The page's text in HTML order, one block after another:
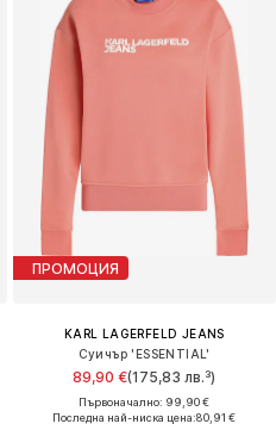
ПРОМОЦИЯ
KARL LAGERFELD JEANS
Суичър 'ESSENTIAL'
89,90 €(175,83 лв.³)
Първоначално: 99,90 €
Последна най-ниска цена:80,91 €